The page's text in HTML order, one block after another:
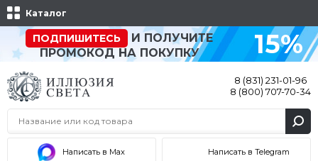
Каталог
ПОДПИШИТЕСЬ
И ПОЛУЧИТЕ
ПРОМОКОД НА ПОКУПКУ
15%
8 (831) 231-01-96
8 (800) 707-70-34
Написать в Max Написать в Telegram